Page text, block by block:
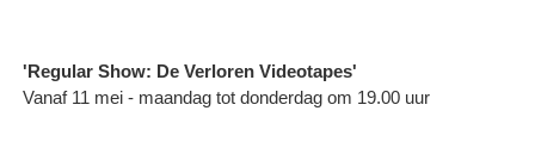
'Regular Show: De Verloren Videotapes'
Vanaf 11 mei - maandag tot donderdag om 19.00 uur